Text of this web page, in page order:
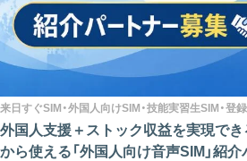
来日すぐSIM・外国人向けSIM・技能実習生SIM・登
外国人支援＋ストック収益を実現でき
から使える「外国人向け音声SIM」紹